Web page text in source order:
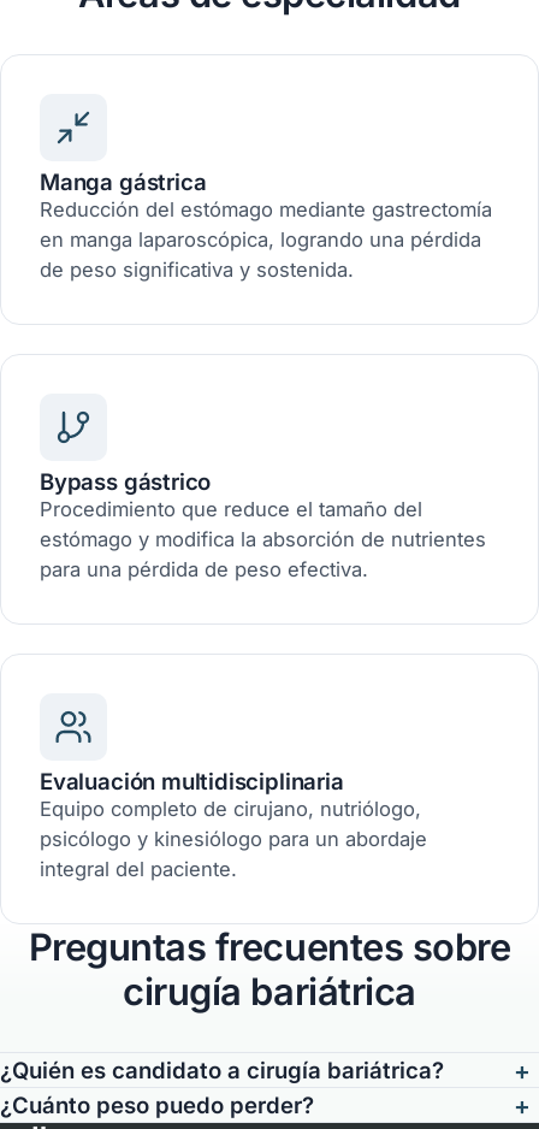
Manga gástrica
Reducción del estómago mediante gastrectomía
en manga laparoscópica, logrando una pérdida
de peso significativa y sostenida.
Bypass gástrico
Procedimiento que reduce el tamaño del
estómago y modifica la absorción de nutrientes
para una pérdida de peso efectiva.
Evaluación multidisciplinaria
Equipo completo de cirujano, nutriólogo,
psicólogo y kinesiólogo para un abordaje
integral del paciente.
Preguntas frecuentes sobre
cirugía bariátrica
¿Quién es candidato a cirugía bariátrica? +
¿Cuánto peso puedo perder? +